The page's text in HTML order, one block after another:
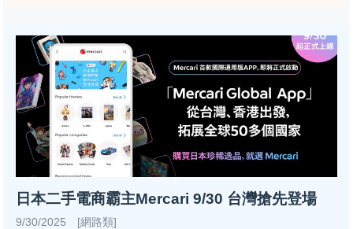
日本二手電商霸主Mercari 9/30 台灣搶先登場
9/30/2025 [網路類]